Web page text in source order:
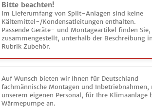
Bitte beachten!
Im Lieferumfang von Split-Anlagen sind keine
Kältemittel-/Kondensatleitungen enthalten.
Passende Geräte- und Montageartikel finden
zusammengestellt, unterhalb der Beschreibung
Rubrik Zubehör.
Auf Wunsch bieten wir Ihnen für Deutschland
fachmännische Montagen und Inbetriebnahmen,
unserem eigenen Personal, für Ihre Klimaanlage
Wärmepumpe an.